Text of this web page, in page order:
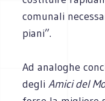
comunali
piani”.
Ad analoghe
degliAmici del